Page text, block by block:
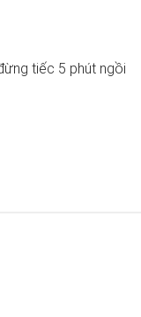
tiếc 5 phút ngồi